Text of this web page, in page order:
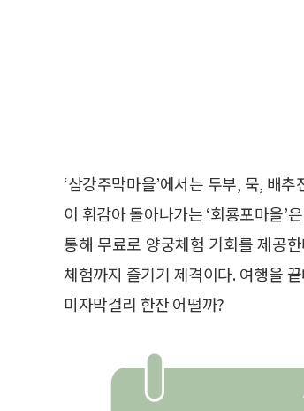
‘삼강주막마을’에서는 두부, 묵, 배
이 휘감아 돌아나가는 ‘회룡포마을’
통해 무료로 양궁체험 기회를 제공
체험까지 즐기기 제격이다. 여행을
미자막걸리 한잔 어떨까?